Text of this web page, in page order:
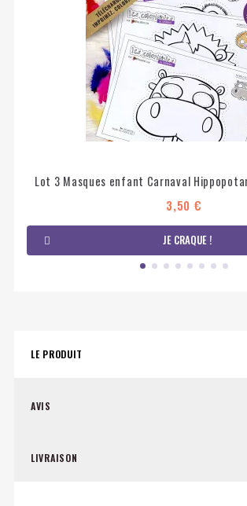
3,50 €
JE CRAQUE !
LE PRODUIT
AVIS
LIVRAISON